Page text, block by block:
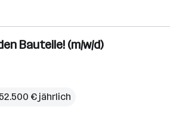
Bauteile! (m/w/d)
€ jährlich